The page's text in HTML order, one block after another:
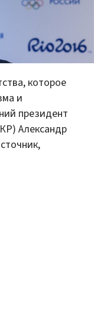
которое
и
президент
Александр